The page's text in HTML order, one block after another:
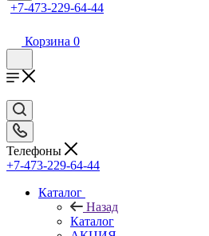
+7-473-229-64-44
Корзина 0
Телефоны
+7-473-229-64-44
Каталог
Назад
Каталог